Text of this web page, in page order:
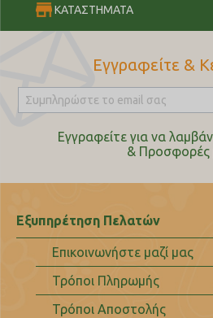
ΚΑΤΑΣΤΗΜΑΤΑ
Εγγραφείτε &
Εγγραφείτε για να
& Προσφορές
Εξυπηρέτηση Πελατών
Επικοινωνήστε μαζί μας
Τρόποι Πληρωμής
Τρόποι Αποστολής